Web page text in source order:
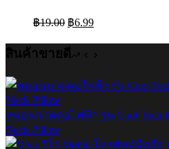
฿19.00 Original
price
was:
฿19.00.
฿6.99Current
price
is:
฿6.99.
สินค้าขายดี
หมอนนวดคอไฟฟ้า รุ่น Cool Tech
Neck Pillow